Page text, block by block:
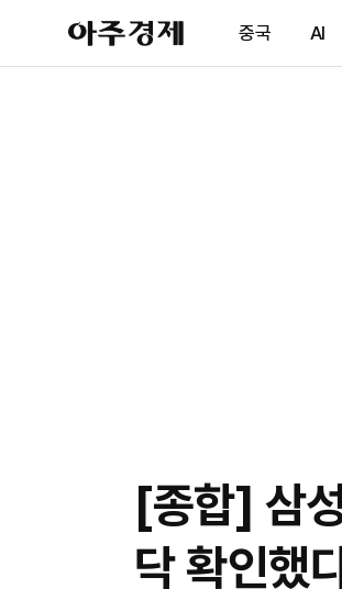
아
주
제
중국 AI
[종합] 삼
닥 확인했